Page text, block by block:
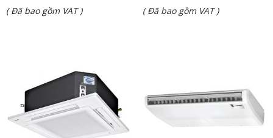
là:
Giá
₫ 19.650.000.
( Đã bao gồm VAT )
là:
Giá
₫ 56.500.000.
( Đã bao gồm VAT )